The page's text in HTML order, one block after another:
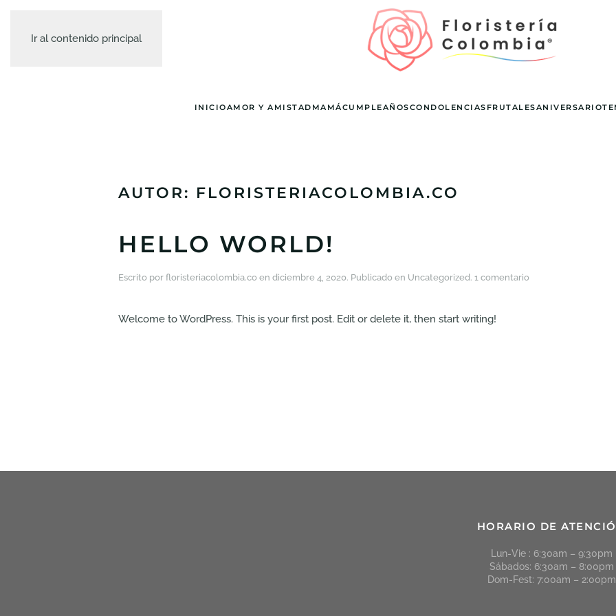
Ir al contenido principal
INICIOAMOR Y AMISTAD MAMÁCUMPLEAÑOSCONDOLENCIAS FRUTALESANIVERSARIO
AUTOR: FLORISTERIACOLOMBIA.CO
HELLO WORLD!
Escrito por floristeriacolombia.co en diciembre 4, 2020. Publicado en Uncategorized. 1 comentarioen
Welcome to WordPress. This is your first post. Edit or delete it, then start writing!
HORARIO DE
Lun-Vie : 6:30am – 9:30pm
Sábados: 6:30am – 8:00pm
Dom-Fest: 7:00am – 2:00pm